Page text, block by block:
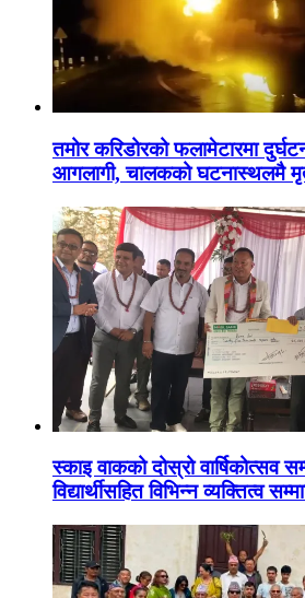
तमोर करिडोरको फलामेटारमा
आगलागी, चालकको घटनास्थलमै
स्काइ वाकको दोस्रो वार्षिकोत्सव
विद्यार्थीसहित विभिन्न व्यक्तित्व